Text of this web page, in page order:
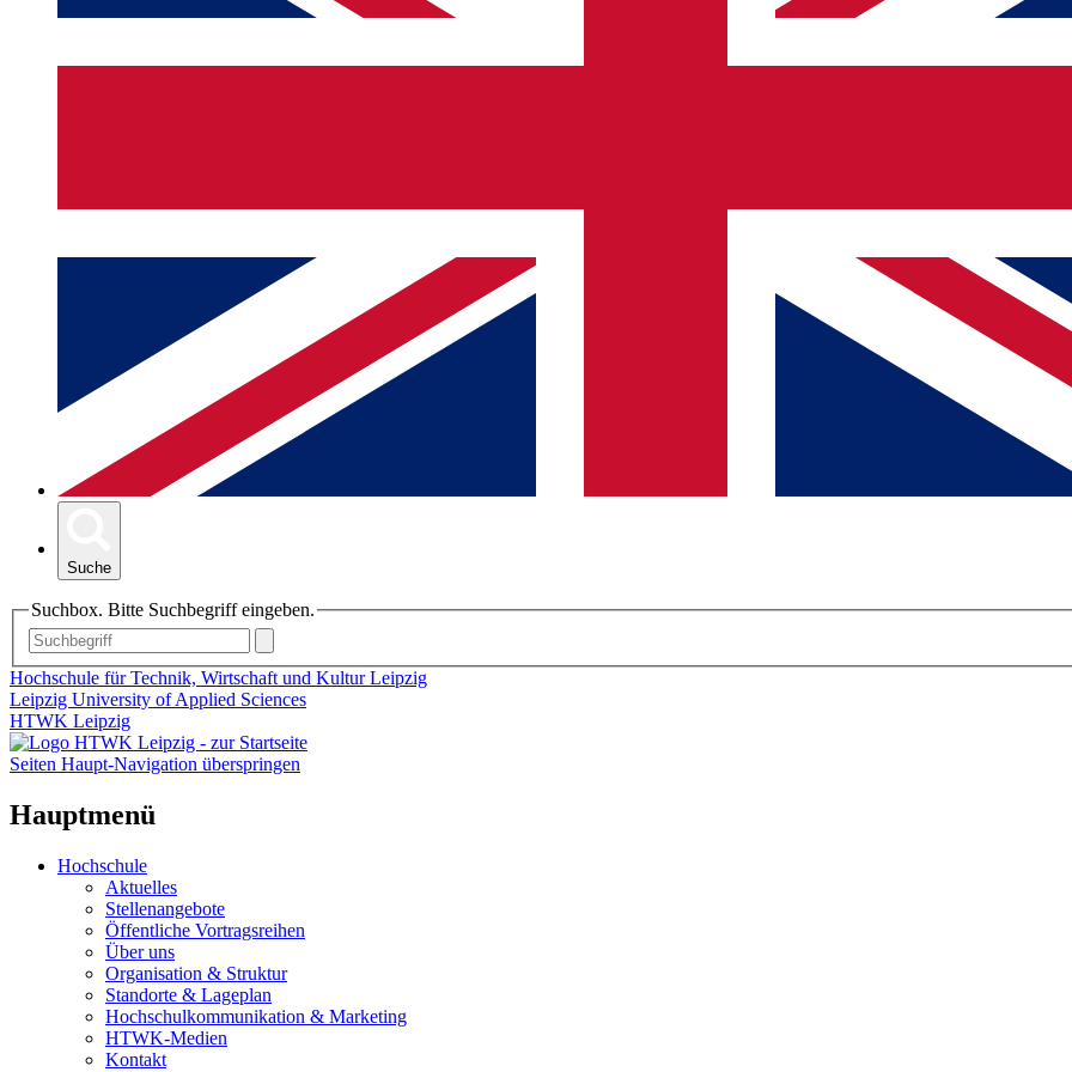
Suche
Suchbox. Bitte Suchbegriff eingeben.
Hochschule für Technik, Wirtschaft und Kultur Leipzig
Leipzig University of Applied Sciences
HTWK Leipzig
Seiten Haupt-Navigation überspringen
Hauptmenü
Hochschule
Aktuelles
Stellenangebote
Öffentliche Vortragsreihen
Über uns
Organisation & Struktur
Standorte & Lageplan
Hochschulkommunikation & Marketing
HTWK-Medien
Kontakt